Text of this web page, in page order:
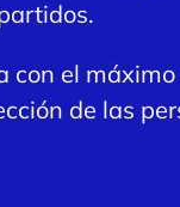
el
de las